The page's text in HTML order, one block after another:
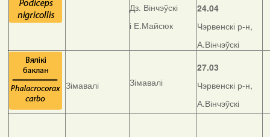
Дз. Вінчэўскі
і Е.Майсюк
24.04
Чэрвенскі р-н,
А.Вінчэўскі
Зімавалі Зімавалі
27.03
Чэрвенскі р-н,
А.Вінчэўскі